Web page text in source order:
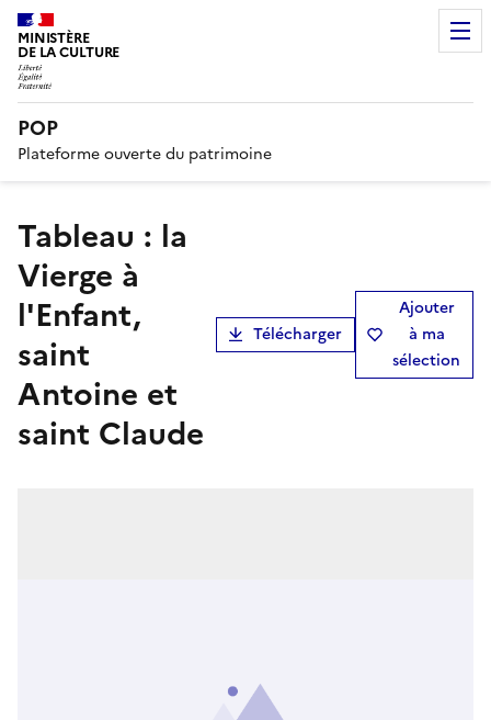
MINISTÈRE
DE LA CULTURE
POP
Plateforme ouverte du patrimoine
tableau : la
Vierge à
l'Enfant,
saint
Antoine et
saint Claude
Télécharger
Ajouter
à ma
sélection